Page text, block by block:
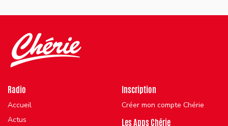
Radio
Accueil
Actus
Inscription
Créer mon compte Chérie
Les Apps Chérie